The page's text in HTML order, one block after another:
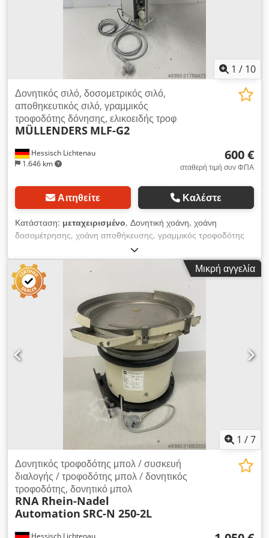
1 / 10
Hessisch Lichtenau
1.646 km
Δονητικός σιλό, δοσομετρικός σιλό,
αποθηκευτικός σιλό, γραμμικός
τροφοδότης δόνησης, ελικοειδής τροφ
MÜLLENDERS MLF-G2
600 €
σταθερή τιμή συν ΦΠΑ
Αιτηθείτε Καλέστε
Κατάσταση: μεταχειρισμένο, Δονητική χοάνη, χοάνη
δοσομέτρησης, χοάνη αποθήκευσης, γραμμικός τροφοδότης
δόνησης, σύστημα διαλογής Σπειροειδής δονητικός
τροφοδότης, δονητικός τροφοδότης/σπειροειδής τροφοδότης
Δονητικό δοχείο, τροφοδοσία βιδών με δονητικό τροφοδότη για
τεχνολογία βιδώματος Σύστημα τροφοδοσίας, συσκευή
τροφοδοσίας Dedpfx Aoy E T Dteafskr Κατασκευαστής:
MÜLLENDERS Τύπος: MLF-G2 Έτος κατασκευής: περ. 2000
Όγκος χοάνης: περ. 4 λίτρα Συχνότητα ταλάντωσης: 6000 Hz.
Τάση ελέγχου: 24 Volt DC (απαιτείται εξωτερικό τροφοδοτικό)
Ηλεκτρική σύνδεση: 230 Volt, 50 Hz - Για τα σήματα έναρξης/
διακοπής απαιτείται εξωτερική παροχή 24 VDC (ο ρυθμιστής
δεν διαθέτει εσωτερικό τροφοδοτικό 24VDC). - Ρυθμιστική
μονάδα REO τύπος Reovib RS6 439-459 για ρυθμιζόμενη
ταχύτητα δόνησης - Χοάνη από ανοξείδωτο ατσάλι, ανοιχτή
προς τα πίσω - Βάση από σύστημα προφίλ αλουμινίου
Διαστάσεις (Μ x Π x Υ): 380 x 210 x 700 mm Βάρος: 20,5 kg
Μικρή αγγελία
1 /7
Δονητικός τροφοδότης μπολ / συσκευή
διαλογής / τροφοδότης μπολ / δονητικός
τροφοδότης, δονητικό μπολ
RNA Rhein-Nadel
Automation SRC-N 250-2L